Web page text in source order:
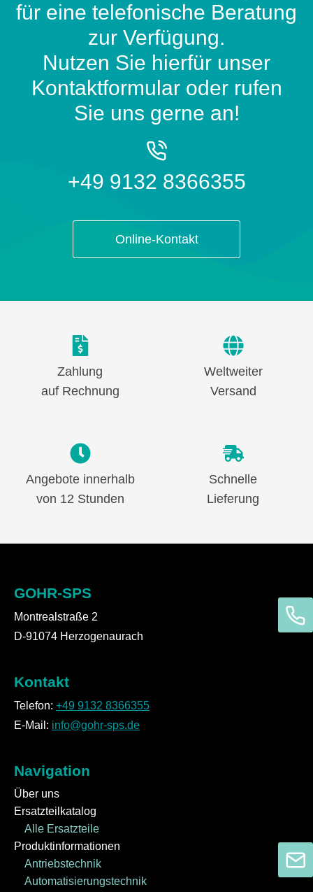
für eine telefonische Beratung
zur Verfügung.
Nutzen Sie hierfür unser
Kontaktformular oder rufen
Sie uns gerne an!
+49 9132 8366355
Online-Kontakt
Zahlung
auf Rechnung
Weltweiter
Versand
Angebote innerhalb
von 12 Stunden
Schnelle
Lieferung
GOHR-SPS
Montrealstraße 2
D-91074 Herzogenaurach
Kontakt
Telefon: +49 9132 8366355
E-Mail: info@gohr-sps.de
Navigation
Über uns
Ersatzteilkatalog
Alle Ersatzteile
Produktinformationen
Antriebstechnik
Automatisierungstechnik